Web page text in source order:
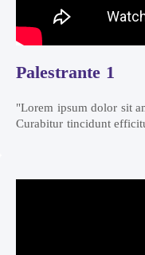
Palestrante 1
"Lorem ipsum dolor sit
Curabitur tincidunt